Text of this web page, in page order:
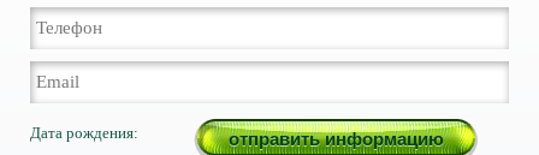
Дата рождения: